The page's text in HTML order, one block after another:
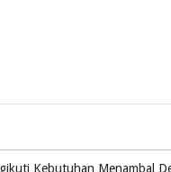
Kebutuhan Menambal